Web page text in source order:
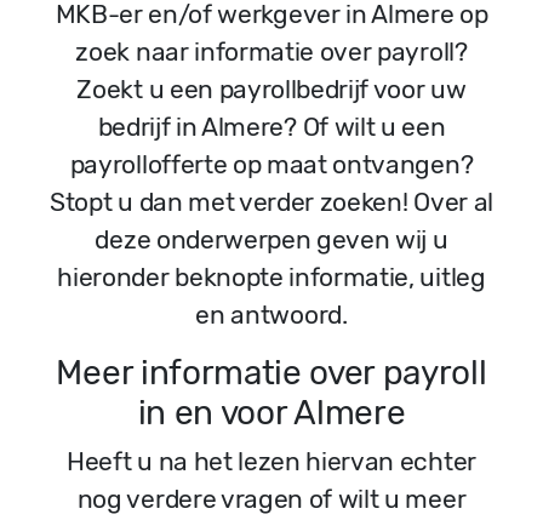
MKB-er en/of werkgever in Almere op
zoek naar informatie over payroll?
Zoekt u een payrollbedrijf voor uw
bedrijf in Almere? Of wilt u een
payrollofferte op maat ontvangen?
Stopt u dan met verder zoeken! Over al
deze onderwerpen geven wij u
hieronder beknopte informatie, uitleg
en antwoord.
Meer informatie over payroll
in en voor Almere
Heeft u na het lezen hiervan echter
nog verdere vragen of wilt u meer